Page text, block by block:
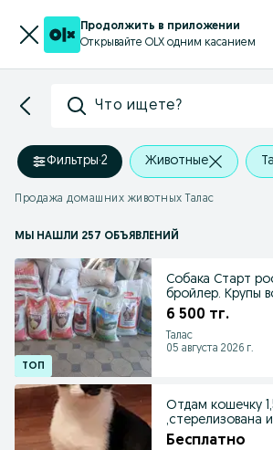
Продолжить в приложении
Открывайте OLX одним касанием
Что ищете?
Фильтры·2 Животные
Продажа домашних животных Талас
МЫ НАШЛИ 257 ОБЪЯВЛЕНИЙ
Собака Старт рост Финиш
бройлер. Крупы
птиц и кролик
6 500 тг.
Талас
05 августа 2026 г.
Отдам кошечку
,стерелизована и котят в
хорошие руки
Бесплатно